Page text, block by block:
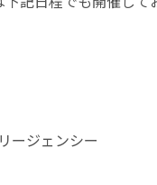
ジェンシー